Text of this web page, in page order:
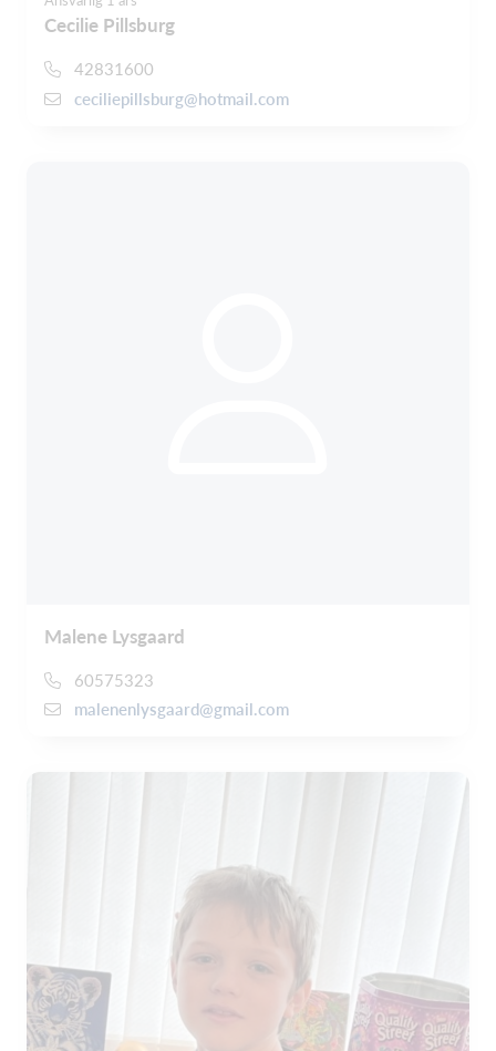
Cecilie Pillsburg
42831600
ceciliepillsburg@hotmail.com
Malene Lysgaard
60575323
malenenlysgaard@gmail.com